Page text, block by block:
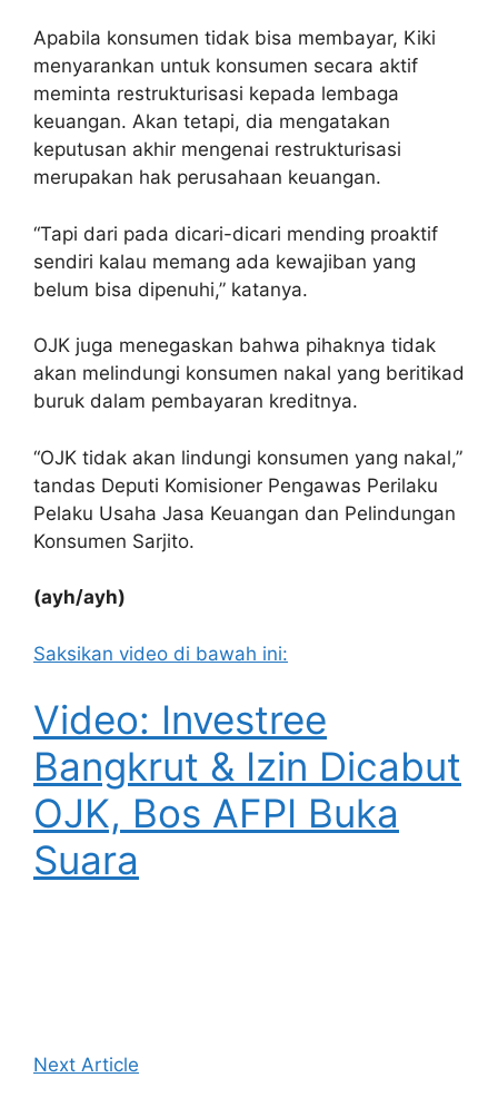
Apabila konsumen tidak bisa membayar, Kiki
menyarankan untuk konsumen secara aktif
meminta restrukturisasi kepada lembaga
keuangan. Akan tetapi, dia mengatakan
keputusan akhir mengenai restrukturisasi
merupakan hak perusahaan keuangan.
“Tapi dari pada dicari-dicari mending proaktif
sendiri kalau memang ada kewajiban yang
belum bisa dipenuhi,” katanya.
OJK juga menegaskan bahwa pihaknya tidak
akan melindungi konsumen nakal yang beritikad
buruk dalam pembayaran kreditnya.
“OJK tidak akan lindungi konsumen yang nakal,”
tandas Deputi Komisioner Pengawas Perilaku
Pelaku Usaha Jasa Keuangan dan Pelindungan
Konsumen Sarjito.
(ayh/ayh)
Saksikan video di bawah ini:
Video: Investree
Bangkrut & Izin Dicabut
OJK, Bos AFPI Buka
Suara
Next Article